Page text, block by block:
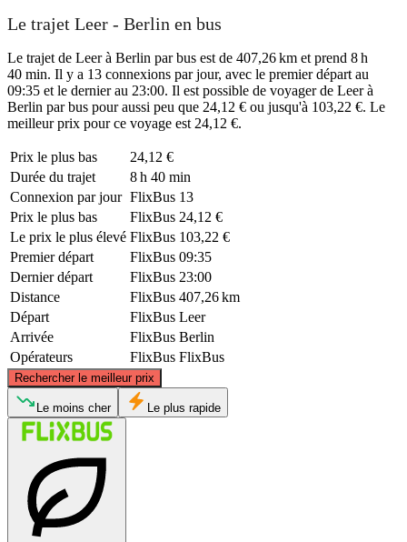
Le trajet Leer - Berlin en bus
Le trajet de Leer à Berlin par bus est de 407,26 km et prend 8 h
40 min. Il y a 13 connexions par jour, avec le premier départ au
09:35 et le dernier au 23:00. Il est possible de voyager de Leer à
Berlin par bus pour aussi peu que 24,12 € ou jusqu'à 103,22 €. Le
meilleur prix pour ce voyage est 24,12 €.
Prix ​​le plus bas
24,12 €
Durée du trajet
8 h 40 min
Connexion par jour FlixBus 13
Prix ​​le plus bas
FlixBus 24,12 €
Le prix le plus élevé FlixBus 103,22 €
Premier départ
FlixBus 09:35
Dernier départ
FlixBus 23:00
Distance
FlixBus 407,26 km
Départ
FlixBus Leer
Arrivée
FlixBus Berlin
Opérateurs
FlixBus FlixBus
Rechercher le meilleur prix
Leer
©CARTO
Le moins cher Le plus rapide